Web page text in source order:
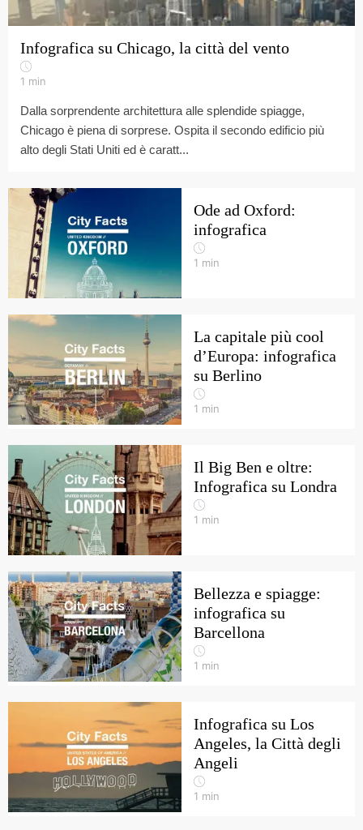
Infografica su Chicago, la città del vento
1 min
Dalla sorprendente architettura alle splendide spiagge,
Chicago è piena di sorprese. Ospita il secondo edificio più
alto degli Stati Uniti ed è caratt...
Ode ad Oxford:
infografica
1 min
La capitale più cool
d’Europa: infografica
su Berlino
1 min
Il Big Ben e oltre:
Infografica su Londra
1 min
Bellezza e spiagge:
infografica su
Barcellona
1 min
Infografica su Los
Angeles, la Città degli
Angeli
1 min